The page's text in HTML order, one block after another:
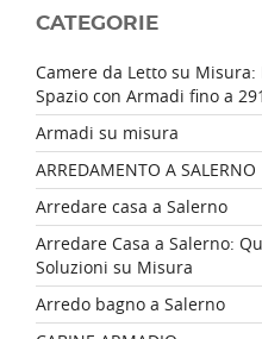
CATEGORIE
Camere da Letto su
Spazio con Armadi fino a
Armadi su misura
ARREDAMENTO A SALERNO
Arredare casa a Salerno
Arredare Casa a Salerno:
Soluzioni su Misura
Arredo bagno a Salerno